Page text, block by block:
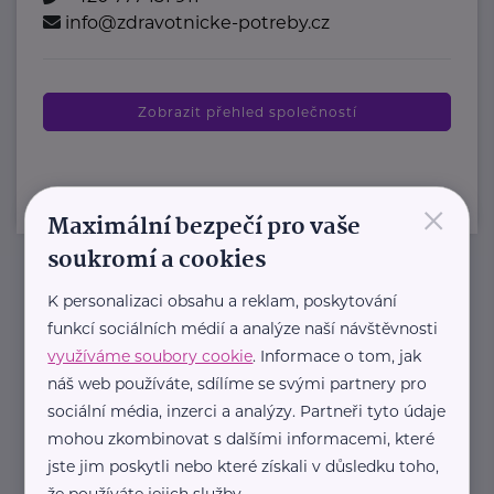
info@zdravotnicke-potreby.cz
Zobrazit přehled společností
Newsletter
Pravidelný přísun novinek, inspirace na každý den,
podpora pro rodiče i sdílení zkušeností. Takový je
Newsletter webu eMaminy.cz. Přihlaste se k jeho
odběru a čtěte o tématech, které vám pomohou
×
Maximální bezpečí pro vaše
soukromí a cookies
K personalizaci obsahu a reklam, poskytování
funkcí sociálních médií a analýze naší návštěvnosti
využíváme soubory cookie. Informace o tom, jak
náš web používáte, sdílíme se svými partnery pro
sociální média, inzerci a analýzy. Partneři tyto údaje
mohou zkombinovat s dalšími informacemi, které
jste jim poskytli nebo které získali v důsledku toho,